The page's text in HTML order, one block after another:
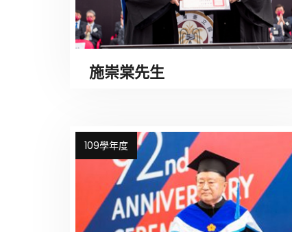
施崇棠先生
109學年度